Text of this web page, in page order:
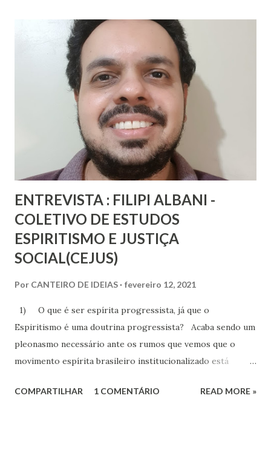
ENTREVISTA : FILIPI ALBANI -
COLETIVO DE ESTUDOS
ESPIRITISMO E JUSTIÇA
SOCIAL(CEJUS)
Por CANTEIRO DE IDEIAS fevereiro 12, 2021
1) O que é ser espírita progressista, já que o
Espiritismo é uma doutrina progressista? Acaba sendo um
pleonasmo necessário ante os rumos que vemos que o
movimento espírita brasileiro institucionalizado está
temas e atitudes da extrema-direita, como a bajulação a
COMPARTILHAR 1 COMENTÁRIO READ MORE »